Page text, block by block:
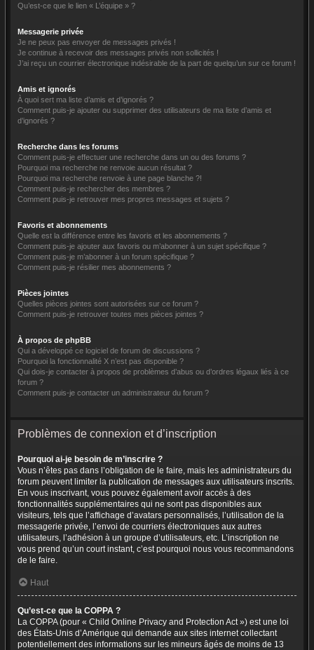
Qu’est-ce que le lien « L’équipe » ?
Messagerie privée
Je ne peux pas envoyer de messages privés !
Je continue à recevoir des messages privés non sollicités !
J’ai reçu un courrier électronique indésirable de la part de quelqu’un sur ce forum !
Amis et ignorés
À quoi sert ma liste d’amis et d’ignorés ?
Comment puis-je ajouter ou supprimer des utilisateurs de ma liste d’amis et
d’ignorés ?
Recherche dans les forums
Comment puis-je effectuer une recherche dans un ou des forums ?
Pourquoi ma recherche ne renvoie aucun résultat ?
Pourquoi ma recherche renvoie à une page blanche ?!
Comment puis-je rechercher des membres ?
Comment puis-je retrouver mes propres messages et sujets ?
Favoris et abonnements
Quelle est la différence entre les favoris et les abonnements ?
Comment puis-je ajouter aux favoris ou m’abonner à un sujet spécifique ?
Comment puis-je m’abonner à un forum spécifique ?
Comment puis-je résilier mes abonnements ?
Pièces jointes
Quelles pièces jointes sont autorisées sur ce forum ?
Comment puis-je retrouver toutes mes pièces jointes ?
À propos de phpBB
Qui a développé ce logiciel de forum de discussions ?
Pourquoi la fonctionnalité X n’est pas disponible ?
Qui dois-je contacter à propos de problèmes d’abus ou d’ordres légaux liés à ce
forum ?
Comment puis-je contacter un administrateur du forum ?
Problèmes de connexion et d’inscription
Pourquoi ai-je besoin de m’inscrire ?
Vous n’êtes pas dans l’obligation de le faire, mais les administrateurs du
forum peuvent limiter la publication de messages aux utilisateurs inscrits.
En vous inscrivant, vous pouvez également avoir accès à des
fonctionnalités supplémentaires qui ne sont pas disponibles aux
visiteurs, tels que l’affichage d’avatars personnalisés, l’utilisation de la
messagerie privée, l’envoi de courriers électroniques aux autres
utilisateurs, l’adhésion à un groupe d’utilisateurs, etc. L’inscription ne
vous prend qu’un court instant, c’est pourquoi nous vous recommandons
de le faire.
Haut
Qu’est-ce que la COPPA ?
La COPPA (pour « Child Online Privacy and Protection Act ») est une loi
des États-Unis d’Amérique qui demande aux sites internet collectant
potentiellement des informations sur les mineurs âgés de moins de 13